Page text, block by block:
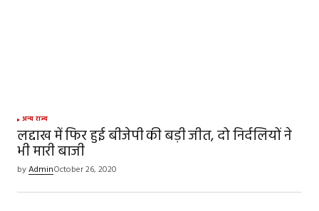
अन्य राज्य
लद्दाख में फिर हुई बीजेपी की बड़ी जीत, दो निर्दलियों ने
भी मारी बाजी
byAdminOctober 26, 2020